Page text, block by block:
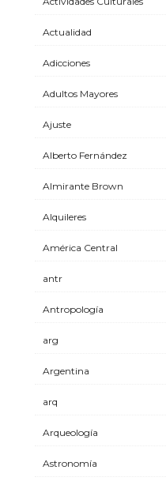
Actualidad
Adicciones
Adultos Mayores
Ajuste
Alberto Fernández
Almirante Brown
Alquileres
América Central
antr
Antropología
arg
Argentina
arq
Arqueología
Astronomía